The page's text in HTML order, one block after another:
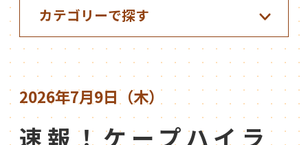
2026年7月9日（木）
速報！ケープハイラ